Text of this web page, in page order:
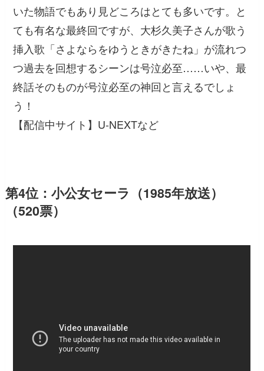
いた物語でもあり見どころはとても多いです。と
ても有名な最終回ですが、大杉久美子さんが歌う
挿入歌「さよならをゆうときがきたね」が流れつ
つ過去を回想するシーンは号泣必至……いや、最
終話そのものが号泣必至の神回と言えるでしょ
う！
【配信中サイト】U-NEXTなど
第4位：小公女セーラ（1985年放送）
（520票）